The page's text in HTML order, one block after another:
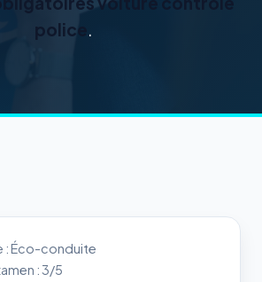
police .
: Éco-conduite
: 3/5